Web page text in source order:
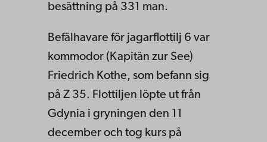
besättning på 331 man.
Befälhavare för jagarflottilj 6 var
kommodor (Kapitän zur See)
Friedrich Kothe, som befann sig
på Z 35. Flottiljen löpte ut från
Gdynia i gryningen den 11
december och tog kurs på